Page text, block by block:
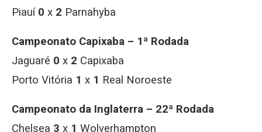
Piauí 0 x 2 Parnahyba
Campeonato Capixaba – 1ª Rodada
Jaguaré 0 x 2 Capixaba
Porto Vitória 1 x 1 Real Noroeste
Campeonato da Inglaterra – 22ª Rodada
Chelsea 3 x 1 Wolverhampton